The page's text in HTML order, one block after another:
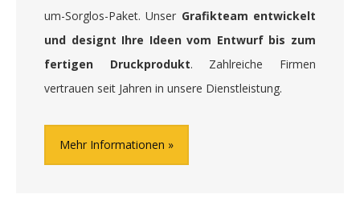
um-Sorglos-Paket. Unser Grafikteam entwickelt
und designt Ihre Ideen vom Entwurf bis zum
fertigen Druckprodukt. Zahlreiche Firmen
vertrauen seit Jahren in unsere Dienstleistung.
Mehr Informationen